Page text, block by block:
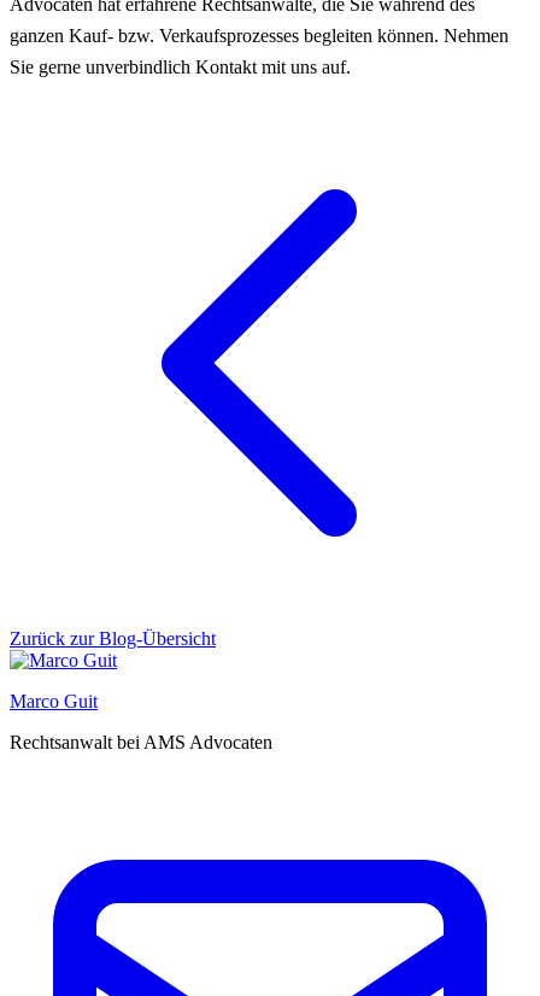
ganzen Kauf- bzw. Verkaufsprozesses begleiten können. Nehmen
Sie gerne unverbindlich Kontakt mit uns auf.
Zurück zur Blog-Übersicht
Marco Guit
Rechtsanwalt bei AMS Advocaten